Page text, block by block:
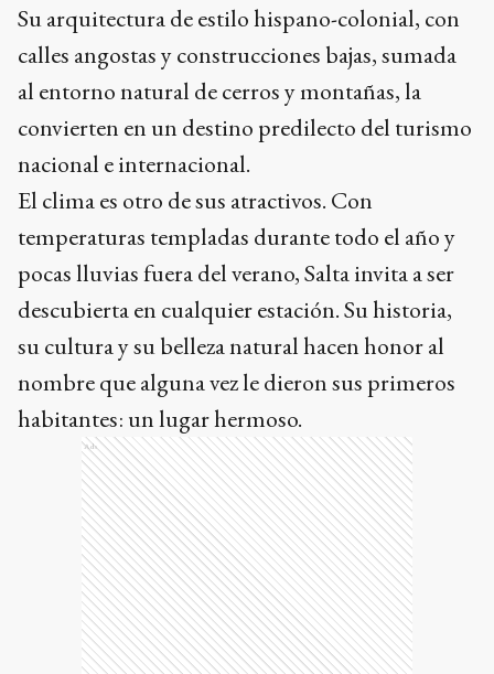
Su arquitectura de estilo hispano-colonial, con
calles angostas y construcciones bajas, sumada
al entorno natural de cerros y montañas, la
convierten en un destino predilecto del turismo
nacional e internacional.
El clima es otro de sus atractivos. Con
temperaturas templadas durante todo el año y
pocas lluvias fuera del verano, Salta invita a ser
descubierta en cualquier estación. Su historia,
su cultura y su belleza natural hacen honor al
nombre que alguna vez le dieron sus primeros
habitantes: un lugar hermoso.
Ads